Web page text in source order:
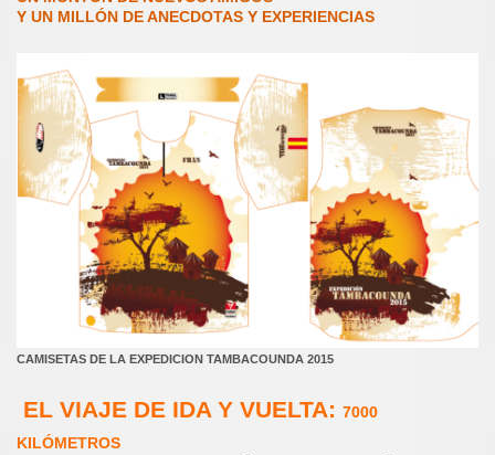
Y UN MILLÓN DE ANECDOTAS Y EXPERIENCIAS
CAMISETAS DE LA EXPEDICION TAMBACOUNDA 2015
EL VIAJE DE IDA Y VUELTA: 7000
KILÓMETROS